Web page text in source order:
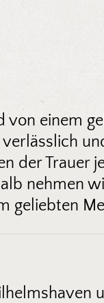
einem
der Trauer
nehmen
geliebten